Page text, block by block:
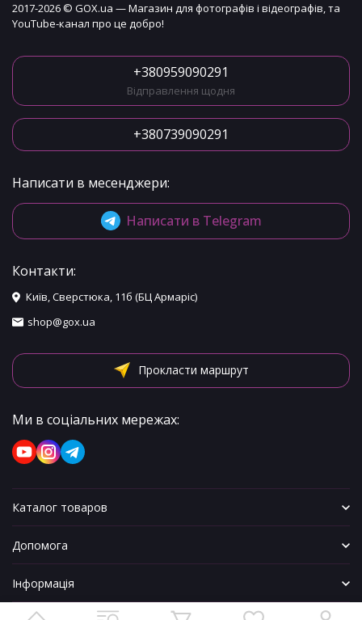
2017-2026 © GOX.ua — Магазин для фотографів і відеографів, та
YouTube-канал про це добро!
+380959090291
Відправлення щодня
+380739090291
Написати в месенджери:
Написати в Telegram
Контакти:
Київ, Сверстюка, 11б (БЦ Армаріс)
shop@gox.ua
Прокласти маршрут
Ми в соціальних мережах:
Каталог товаров
Допомога
Інформація